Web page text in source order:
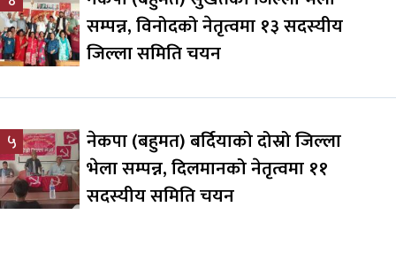
सम्पन्न, विनोदको नेतृत्वमा १३ सदस्यीय
जिल्ला समिति चयन
५
नेकपा (बहुमत) बर्दियाको दोस्रो जिल्ला
भेला सम्पन्न, दिलमानको नेतृत्वमा ११
सदस्यीय समिति चयन